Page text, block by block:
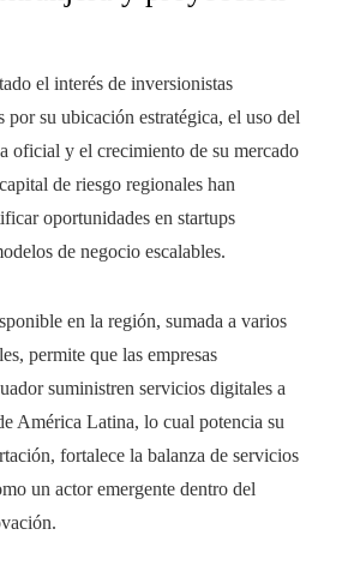
el interés de inversionistas
por su ubicación estratégica, el uso del
oficial y el crecimiento de su mercado
de riesgo regionales han
oportunidades en startups
de negocio escalables.
en la región, sumada a varios
permite que las empresas
suministren servicios digitales a
América Latina, lo cual potencia su
fortalece la balanza de servicios
un actor emergente dentro del